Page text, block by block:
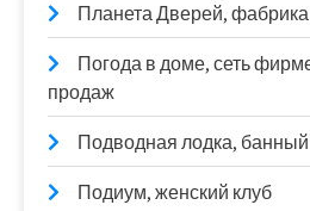
Планета Дверей, фабрика
Погода в доме, сеть
продаж
Подводная лодка,
Подиум, женский клуб